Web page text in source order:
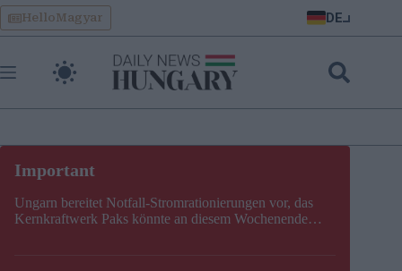
Skip
to
content
HelloMagyar DE
Ungarn bereitet Notfall-Stromrationierungen vor, das
Kernkraftwerk Paks könnte an diesem Wochenende